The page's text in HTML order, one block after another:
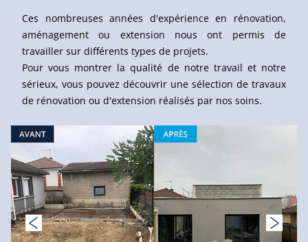
Ces nombreuses années d'expérience en rénovation,
aménagement ou extension nous ont permis de
travailler sur différents types de projets.
Pour vous montrer la qualité de notre travail et notre
sérieux, vous pouvez découvrir une sélection de travaux
de rénovation ou d'extension réalisés par nos soins.